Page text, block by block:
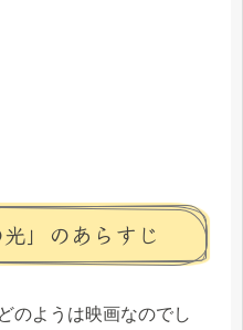
」のあらすじ
のようは映画なのでし